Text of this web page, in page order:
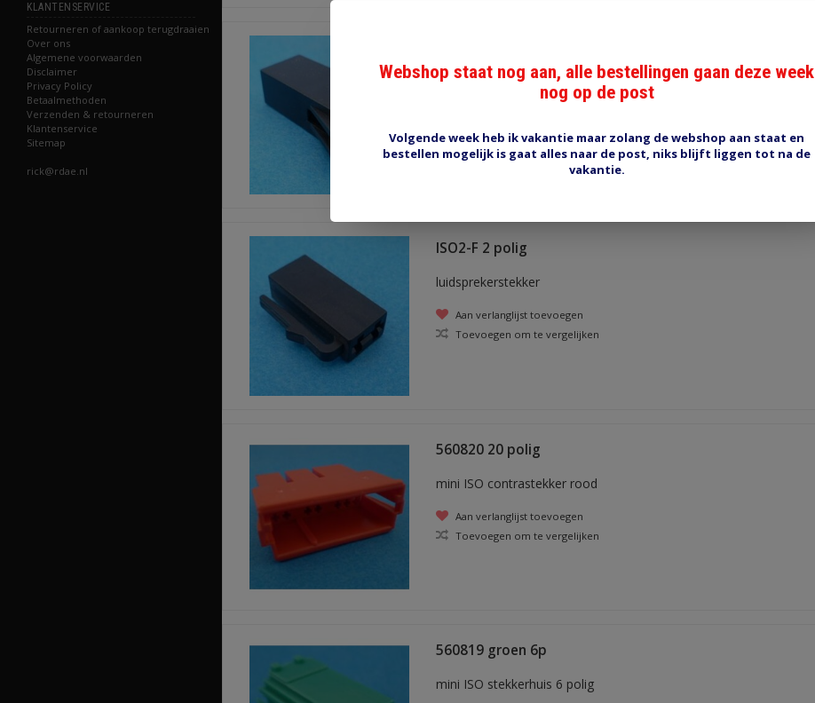
KLANTENSERVICE
Retourneren of aankoop terugdraaien
Over ons
Algemene voorwaarden
Disclaimer
Privacy Policy
Betaalmethoden
Verzenden & retourneren
Klantenservice
Sitemap
rick@rdae.nl
luidsprekercontrastekker
Toevoegen om te vergelijken
ISO2-F 2 polig
luidsprekerstekker
Aan verlanglijst toevoegen
Toevoegen om te vergelijken
560820 20 polig
mini ISO contrastekker rood
Aan verlanglijst toevoegen
Toevoegen om te vergelijken
560819 groen 6p
mini ISO stekkerhuis 6 polig
Webshop staat nog aan, alle bestellingen gaan deze week
nog op de post
Volgende week heb ik vakantie maar zolang de webshop aan staat en
bestellen mogelijk is gaat alles naar de post, niks blijft liggen tot na de
vakantie.